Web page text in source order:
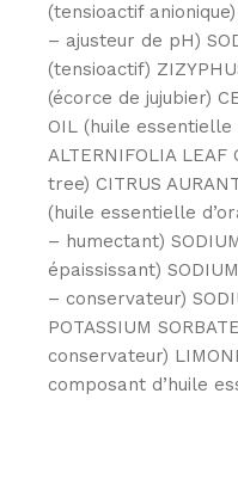
(tensioactif
– ajusteur de pH)
(tensioactif)
(écorce de jujubier)
OIL (huile essentielle
ALTERNIFOLIA
tree) CITRUS
(huile essentielle
– humectant)
épaississant)
– conservateur)
POTASSIUM
conservateur)
composant d’huile